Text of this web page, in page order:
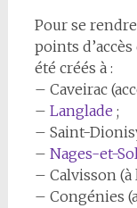
Pour se
points
été créés à :
– Caveirac
– Langlade ;
– Saint-
– Nages-et-
– Calvisson (à
– Congénies